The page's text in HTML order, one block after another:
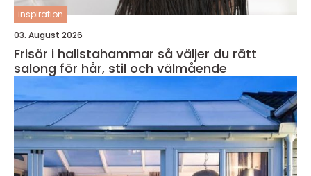
inspiration
03. August 2026
Frisör i hallstahammar så väljer du rätt
salong för hår, stil och välmående